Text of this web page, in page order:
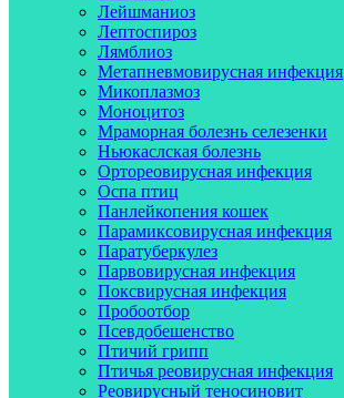
Лейшманиоз
Лептоспироз
Лямблиоз
Метапневмовирусная инфекция
Микоплазмоз
Моноцитоз
Мраморная болезнь селезенки
Ньюкаслская болезнь
Ортореовирусная инфекция
Оспа птиц
Панлейкопения кошек
Парамиксовирусная инфекция
Паратуберкулез
Парвовирусная инфекция
Поксвирусная инфекция
Пробоотбор
Псевдобешенство
Птичий грипп
Птичья реовирусная инфекция
Реовирусный теносиновит